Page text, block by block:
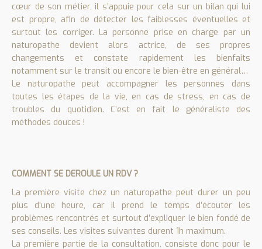
cœur de son métier, il s’appuie pour cela sur un bilan qui lui
est propre, afin de détecter les faiblesses éventuelles et
surtout les corriger. La personne prise en charge par un
naturopathe devient alors actrice, de ses propres
changements et constate rapidement les bienfaits
notamment sur le transit ou encore le bien-être en général…
Le naturopathe peut accompagner les personnes dans
toutes les étapes de la vie, en cas de stress, en cas de
troubles du quotidien. C’est en fait le généraliste des
méthodes douces !
COMMENT SE DEROULE UN RDV ?
La première visite chez un naturopathe peut durer un peu
plus d’une heure, car il prend le temps d’écouter les
problèmes rencontrés et surtout d’expliquer le bien fondé de
ses conseils. Les visites suivantes durent 1h maximum.
La première partie de la consultation, consiste donc pour le